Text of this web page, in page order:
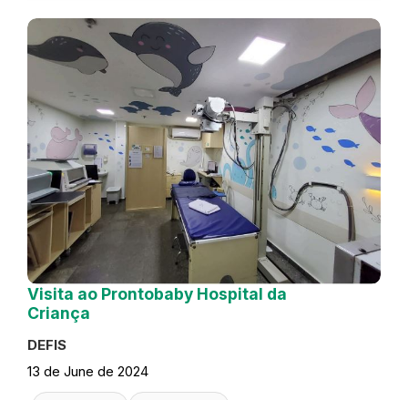
Visita ao Prontobaby Hospital da
Criança
DEFIS
13 de June de 2024